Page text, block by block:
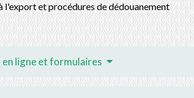
l'export et procédures de dédouanement
en ligne et formulaires